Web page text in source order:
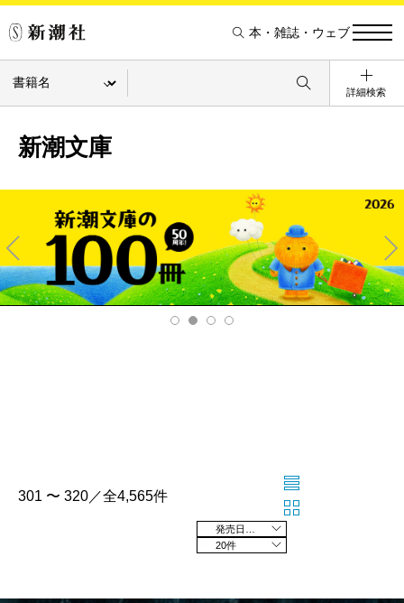
本・雑誌・ウェブ
詳細検索
新潮文庫
Pre
v
Ne
xt
301 〜 320／全4,565件
20件